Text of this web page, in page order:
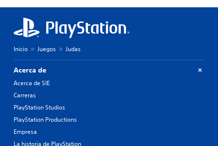
Inicio Juegos Judas
Acerca de
Acerca de SIE
Carreras
PlayStation Studios
PlayStation Productions
Empresa
La historia de PlayStation